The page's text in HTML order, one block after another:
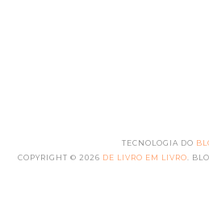
TECNOLOGIA DO
COPYRIGHT © 2026 DE LIVRO EM LIVRO .